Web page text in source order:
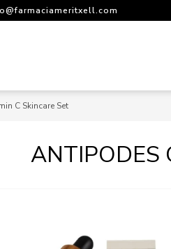
C Skincare Set
ANTIPODES